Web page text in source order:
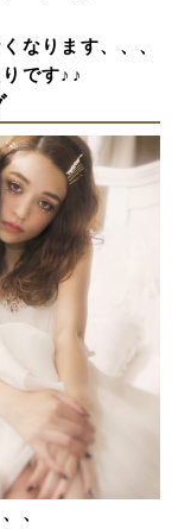
なります、、、
です♪♪
、